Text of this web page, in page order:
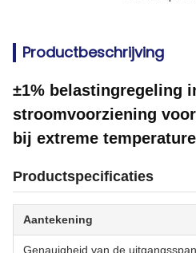
Productbeschrijving
±1% belastingregeling
stroomvoorziening
bij extreme
Productspecificaties
Aantekening
Genauigheid van de